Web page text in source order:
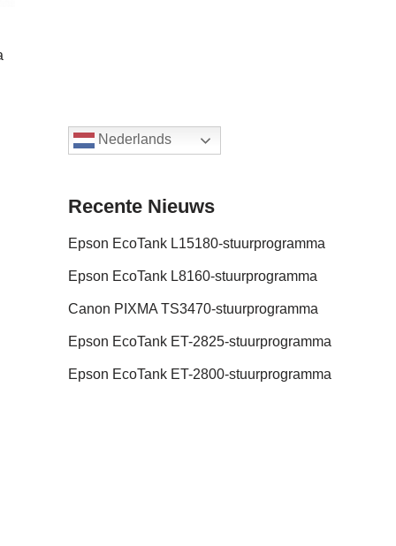
Nederlands
Recente Nieuws
Epson EcoTank L15180-stuurprogramma
Epson EcoTank L8160-stuurprogramma
Canon PIXMA TS3470-stuurprogramma
Epson EcoTank ET-2825-stuurprogramma
Epson EcoTank ET-2800-stuurprogramma